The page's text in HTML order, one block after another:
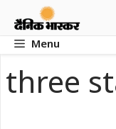
contentMenu
three